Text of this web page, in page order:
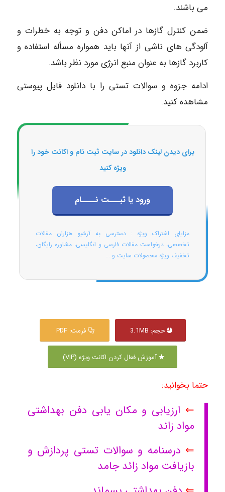
می باشند.
ضمن کنترل گازها در اماکن دفن و توجه به خطرات و
آلودگی های ناشی از آنها باید همواره مسأله استفاده و
کاربرد گازها به عنوان منبع انرژی مورد نظر باشد.
ادامه جزوه و سوالات تستی را با دانلود فایل پیوستی
مشاهده کنید.
برای دیدن لینک دانلود در سایت ثبت نام و اکانت خود را
ویژه کنید
ورود یا ثبـــت نــــام
مزایای اشتراک ویژه : دسترسی به آرشیو هزاران مقالات
تخصصی، درخواست مقالات فارسی و انگلیسی، مشاوره رایگان،
تخفیف ویژه محصولات سایت و ...
حجم: 3.1MB فرمت: PDF
آموزش فعال کردن اکانت ویژه (VIP)
حتما بخوانید:
⇐ ارزیابی و مکان یابی دفن بهداشتی
مواد زائد
⇐ درسنامه و سوالات تستی پردازش و
بازیافت مواد زائد جامد